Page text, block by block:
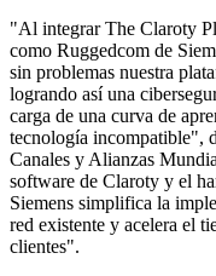
"Al integrar The Claroty
como Ruggedcom de
sin problemas nuestra
logrando así una
carga de una curva de
tecnología incompatible",
Canales y Alianzas
software de Claroty y el
Siemens simplifica la
red existente y acelera el
clientes".